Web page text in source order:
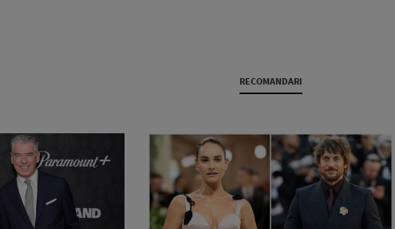
RECOMANDARI